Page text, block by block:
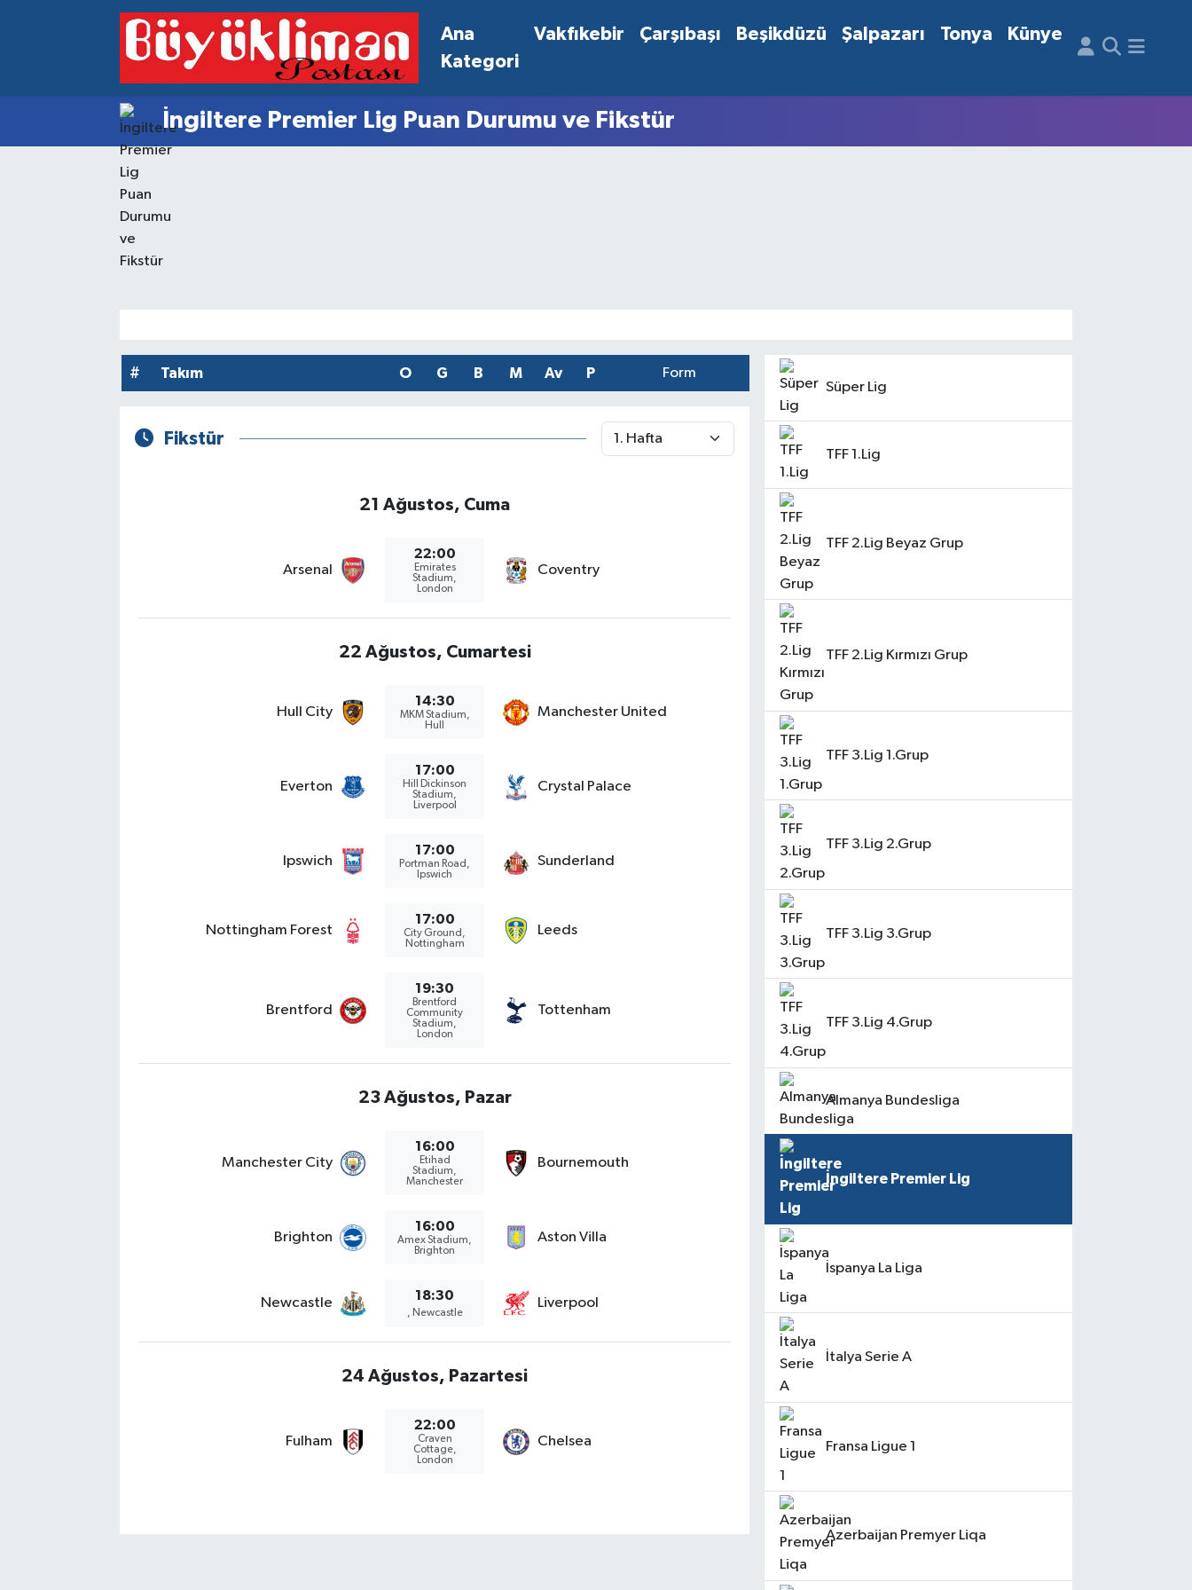
Ana
Kategori
Vakfıkebir Çarşıbaşı Beşikdüzü Şalpazarı Tonya Künye
İngiltere Premier Lig Puan Durumu ve Fikstür
# Takım O G B M Av P Form
Fikstür
21 Ağustos, Cuma
Arsenal
22:00
Emirates
Stadium,
London
Coventry
22 Ağustos, Cumartesi
Hull City
14:30
MKM Stadium,
Hull
Manchester United
Everton
17:00
Hill Dickinson
Stadium,
Liverpool
Crystal Palace
Ipswich
17:00
Portman Road,
Ipswich
Sunderland
Nottingham Forest
17:00
City Ground,
Nottingham
Leeds
Brentford
19:30
Brentford
Community
Stadium,
London
Tottenham
23 Ağustos, Pazar
Manchester City
16:00
Etihad
Stadium,
Manchester
Bournemouth
Brighton
16:00
Amex Stadium,
Brighton
Aston Villa
Newcastle
18:30
, Newcastle
Liverpool
24 Ağustos, Pazartesi
Fulham
22:00
Craven
Cottage,
London
Chelsea
Süper Lig
TFF 1.Lig
TFF 2.Lig Beyaz Grup
TFF 2.Lig Kırmızı Grup
TFF 3.Lig 1.Grup
TFF 3.Lig 2.Grup
TFF 3.Lig 3.Grup
TFF 3.Lig 4.Grup
Almanya Bundesliga
İngiltere Premier Lig
İspanya La Liga
İtalya Serie A
Fransa Ligue 1
Azerbaijan Premyer Liqa
Vakfıkebir Hava Durumu
Vakfıkebir Trafik Yoğunluk Haritası
Süper Lig Puan Durumu ve Fikstür
Tüm Manşetler
Son Dakika Haberleri